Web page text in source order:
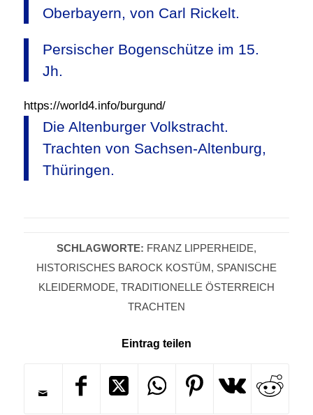
Oberbayern, von Carl Rickelt.
Persischer Bogenschütze im 15.
Jh.
https://world4.info/burgund/
Die Altenburger Volkstracht.
Trachten von Sachsen-Altenburg,
Thüringen.
SCHLAGWORTE: FRANZ LIPPERHEIDE,
HISTORISCHES BAROCK KOSTÜM, SPANISCHE
KLEIDERMODE, TRADITIONELLE ÖSTERREICH
TRACHTEN
Eintrag teilen